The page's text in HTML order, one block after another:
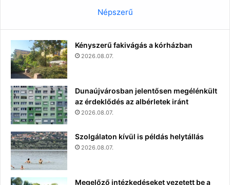
Népszerű
Kényszerű fakivágás a kórházban
2026.08.07.
Dunaújvárosban jelentősen megélénkült
az érdeklődés az albérletek iránt
2026.08.07.
Szolgálaton kívül is példás helytállás
2026.08.07.
Megelőző intézkedéseket vezetett be a